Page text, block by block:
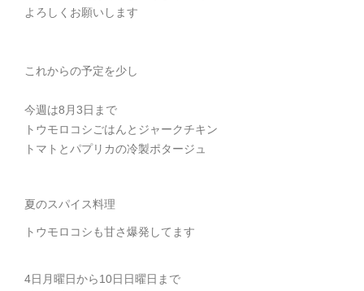
よろしくお願いします
これからの予定を少し
今週は8月3日まで
トウモロコシごはんとジャークチキン
トマトとパプリカの冷製ポタージュ
夏のスパイス料理
トウモロコシも甘さ爆発してます
4日月曜日から10日日曜日まで